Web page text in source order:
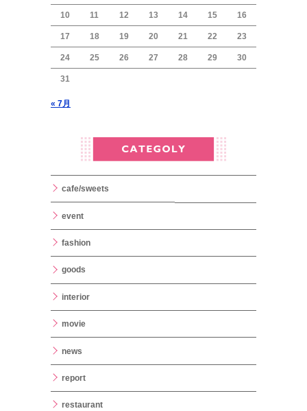
10 11 12 13 14 15 16
17 18 19 20 21 22 23
24 25 26 27 28 29 30
31
« 7月
cafe/sweets
event
fashion
goods
interior
movie
news
report
restaurant